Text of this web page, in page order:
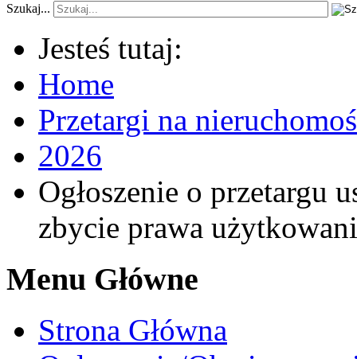
Szukaj...
Jesteś tutaj:
Home
Przetargi na
2026
Ogłoszenie o przetargu
zbycie prawa
Menu Główne
Strona Główna